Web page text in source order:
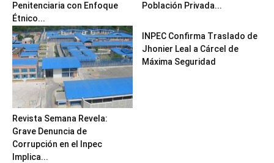
Penitenciaria con Enfoque
Étnico...
Población Privada...
Revista Semana Revela:
Grave Denuncia de
Corrupción en el Inpec
Implica...
INPEC Confirma Traslado de
Jhonier Leal a Cárcel de
Máxima Seguridad